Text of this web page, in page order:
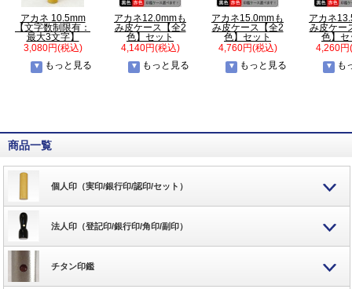
アカネ 10.5mm
【文字数制限有：
最大3文字】
3,080円(税込)
もっと見る
アカネ12.0mmも
み皮ケース【全2
色】セット
4,140円(税込)
もっと見る
アカネ15.0mmも
み皮ケース【全2
色】セット
4,760円(税込)
もっと見る
アカネ
み皮ケー
色】セ
4,260円
も
商品一覧
個人印（実印/銀行印/認印/セット）
法人印（登記印/銀行印/角印/副印）
チタン印鑑